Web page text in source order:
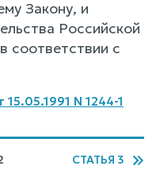
Закону, и
Российской
соответствии с
N 1244-1
СТАТЬЯ 3